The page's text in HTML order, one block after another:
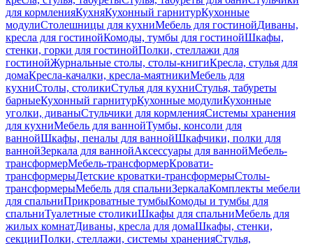
для кормленияКухняКухонный гарнитурКухонные
модулиСтолешницы для кухниМебель для гостинойДиваны,
кресла для гостинойКомоды, тумбы для гостинойШкафы,
стенки, горки для гостинойПолки, стеллажи для
гостинойЖурнальные столы, столы-книгиКресла, стулья для
домаКресла-качалки, кресла-маятникиМебель для
кухниСтолы, столикиСтулья для кухниСтулья, табуреты
барныеКухонный гарнитурКухонные модулиКухонные
уголки, диваныСтульчики для кормленияСистемы хранения
для кухниМебель для ваннойТумбы, консоли для
ваннойШкафы, пеналы для ваннойШкафчики, полки для
ваннойЗеркала для ваннойАксессуары для ваннойМебель-
трансформерМебель-трансформерКровати-
трансформерыДетские кроватки-трансформерыСтолы-
трансформерыМебель для спальниЗеркалаКомплекты мебели
для спальниПрикроватные тумбыКомоды и тумбы для
спальниТуалетные столикиШкафы для спальниМебель для
жилых комнатДиваны, кресла для домаШкафы, стенки,
секцииПолки, стеллажи, системы храненияСтулья,